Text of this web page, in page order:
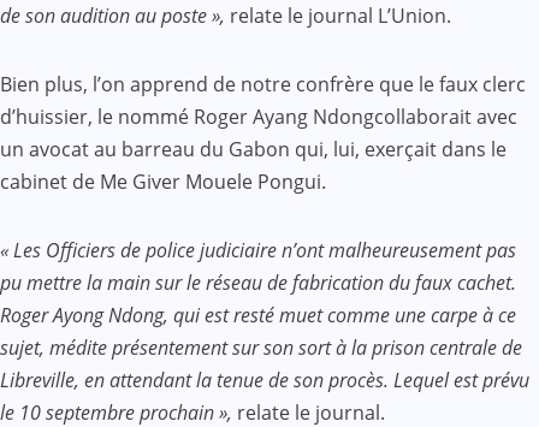
de son audition au poste », relate le journal L’Union.
Bien plus, l’on apprend de notre confrère que le faux clerc
d’huissier, le nommé Roger Ayang Ndongcollaborait avec
un avocat au barreau du Gabon qui, lui, exerçait dans le
cabinet de Me Giver Mouele Pongui.
« Les Officiers de police judiciaire n’ont malheureusement pas
pu mettre la main sur le réseau de fabrication du faux cachet.
Roger Ayong Ndong, qui est resté muet comme une carpe à ce
sujet, médite présentement sur son sort à la prison centrale de
Libreville, en attendant la tenue de son procès. Lequel est prévu
le 10 septembre prochain », relate le journal.